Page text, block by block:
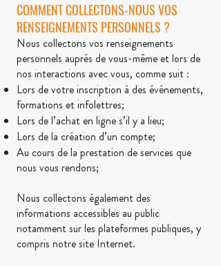
COMMENT COLLECTONS-NOUS VOS
RENSEIGNEMENTS PERSONNELS ?
Nous collectons vos renseignements
personnels auprès de vous-même et lors de
nos interactions avec vous, comme suit :
Lors de votre inscription à des événements,
formations et infolettres;
Lors de l’achat en ligne s’il y a lieu;
Lors de la création d’un compte;
Au cours de la prestation de services que
nous vous rendons;
Nous collectons également des
informations accessibles au public
notamment sur les plateformes publiques, y
compris notre site Internet.